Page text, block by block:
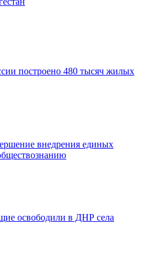
построено 480 тысяч жилых
внедрения единых
освободили в ДНР села